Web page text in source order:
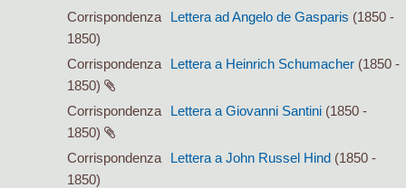
Corrispondenza
Lettera ad Angelo de Gasparis (1850 -
1850)
Corrispondenza
Lettera a Heinrich Schumacher (1850 -
1850)
Corrispondenza
Lettera a Giovanni Santini (1850 -
1850)
Corrispondenza
Lettera a John Russel Hind (1850 -
1850)